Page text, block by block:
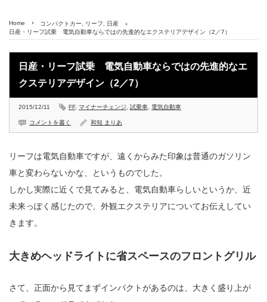
Home コンパクトカー リーフ
日産
日産・リーフ試乗 電気自動車ならではの先進的なエクステリアデザイン（2／7）
日産・リーフ試乗 電気自動車ならではの先進的なエ
クステリアデザイン（2／7）
2015/12/11 FF, マイナーチェンジ 試乗車 電気自動車
コメントを書く 和知 まりあ
リーフは電気自動車ですが、遠くからみた印象は普通のガソリン
車と変わらないかな、というものでした。
しかし実際に近くで見てみると、電気自動車らしいというか、近
未来っぽく感じたので、外観エクステリアについてお伝えしてい
きます。
大きめヘッドライトに省スペースのフロントグリル
さて、正面から見てまずインパクトがあるのは、大きく盛り上が